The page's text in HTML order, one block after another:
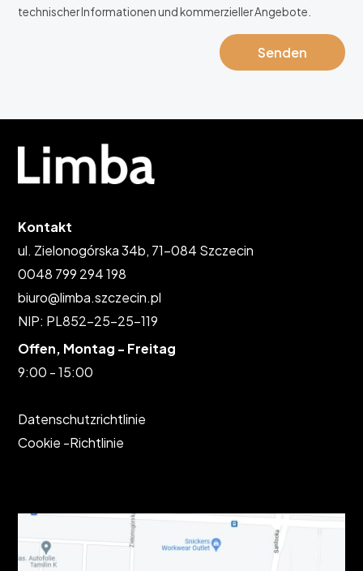
technischer Informationen und kommerzieller Angebote.
Kontakt
ul. Zielonogórska 34b, 71-084 Szczecin
0048 799 294 198
biuro@limba.szczecin.pl
NIP: PL852-25-25-119
Offen, Montag - Freitag
9:00 - 15:00
Datenschutzrichtlinie
Cookie -Richtlinie